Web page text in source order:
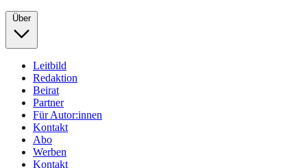
Über
Leitbild
Redaktion
Beirat
Partner
Für Autor:innen
Kontakt
Abo
Werben
Kontakt